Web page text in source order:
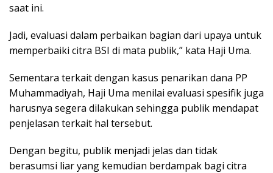
saat ini.
Jadi, evaluasi dalam perbaikan bagian dari upaya untuk
memperbaiki citra BSI di mata publik,” kata Haji Uma.
Sementara terkait dengan kasus penarikan dana PP
Muhammadiyah, Haji Uma menilai evaluasi spesifik juga
harusnya segera dilakukan sehingga publik mendapat
penjelasan terkait hal tersebut.
Dengan begitu, publik menjadi jelas dan tidak
berasumsi liar yang kemudian berdampak bagi citra